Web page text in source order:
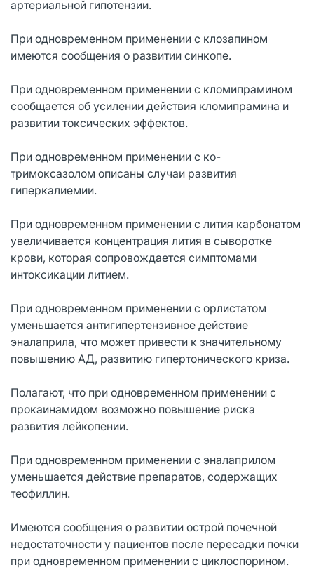
артериальной гипотензии.
При одновременном применении с клозапином
имеются сообщения о развитии синкопе.
При одновременном применении с кломипрамином
сообщается об усилении действия кломипрамина и
развитии токсических эффектов.
При одновременном применении с ко-
тримоксазолом описаны случаи развития
гиперкалиемии.
При одновременном применении с лития карбонатом
увеличивается концентрация лития в сыворотке
крови, которая сопровождается симптомами
интоксикации литием.
При одновременном применении с орлистатом
уменьшается антигипертензивное действие
эналаприла, что может привести к значительному
повышению АД, развитию гипертонического криза.
Полагают, что при одновременном применении с
прокаинамидом возможно повышение риска
развития лейкопении.
При одновременном применении с эналаприлом
уменьшается действие препаратов, содержащих
теофиллин.
Имеются сообщения о развитии острой почечной
недостаточности у пациентов после пересадки почки
при одновременном применении с циклоспорином.